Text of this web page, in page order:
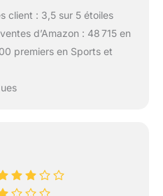
client : 3,5 sur 5 étoiles
d’Amazon : 48 715 en
premiers en Sports et